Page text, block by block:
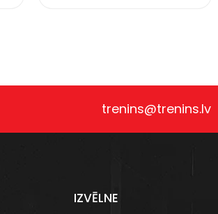
trenins@trenins.lv
IZVĒLNE